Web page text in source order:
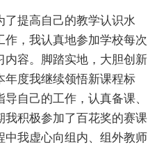
了提高自己的教学认识水
，我认真地参加学校每次
内容。脚踏实地，大胆创新
年度我继续领悟新课程标
自己的工作，认真备课、
我积极参加了百花奖的赛课
中我虚心向组内、组外教师